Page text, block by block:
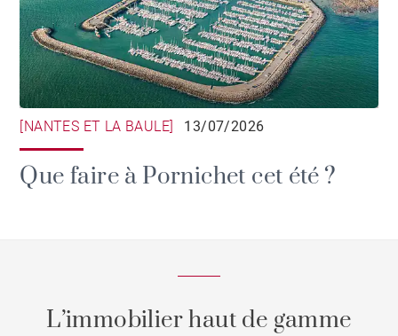
[NANTES ET LA BAULE] 13/07/2026
Que faire à Pornichet cet été ?
L’immobilier haut de gamme